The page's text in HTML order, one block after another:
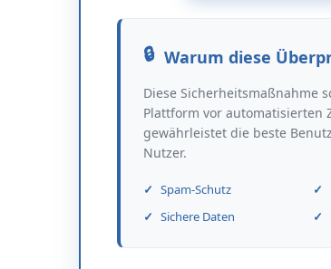
Warum diese
Diese Sicherheitsmaßnahme
Plattform vor automatisierten
gewährleistet die beste
Nutzer.
Spam-Schutz
Sichere Daten